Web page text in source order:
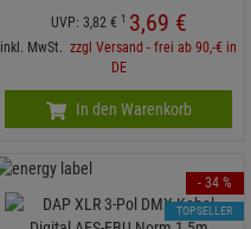
UVP: 3,82 € 1 3,69 €
inkl. MwSt. zzgl Versand - frei ab 90,-€ in
DE
In den Warenkorb
- 34 %
TOPSELLER